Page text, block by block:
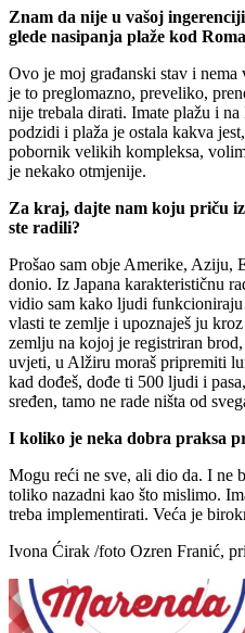
Znam da nije u vašoj
glede nasipanja plaže kod
Ovo je moj građanski stav i
je to preglomazno, preveliko,
nije trebala dirati. Imate plažu i
podzidi i plaža je ostala kakva
pobornik velikih kompleksa,
je nekako otmjenije.
Za kraj, dajte nam koju priču
ste radili?
Prošao sam obje Amerike, Aziju,
donio. Iz Japana karakterističnu
vidio sam kako ljudi
vlasti te zemlje i upoznaješ ju
zemlju na kojoj je registriran
uvjeti, u Alžiru moraš pripremiti
kad dođeš, dođe ti 500 ljudi i
sređen, tamo ne rade ništa od
I koliko je neka dobra praksa
Mogu reći ne sve, ali dio da. I ne
toliko nazadni kao što mislimo.
treba implementirati. Veća je
Ivona Ćirak /foto Ozren Franić,